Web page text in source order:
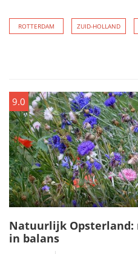
ROTTERDAM ZUID-HOLLAND
9.0
Natuurlijk Opsterland:
in balans